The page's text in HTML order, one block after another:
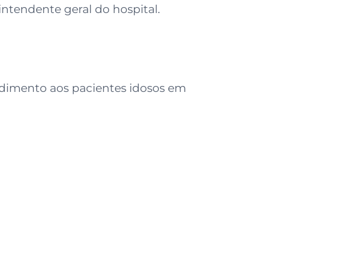
geral do hospital.
aos pacientes idosos em